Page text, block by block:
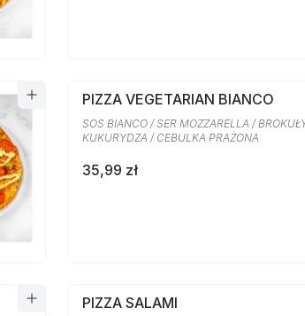
PIZZA VEGETARIAN BIANCO
SOS BIANCO / SER MOZZARELLA /
KUKURYDZA / CEBULKA PRAŻONA
35,99 zł
PIZZA SALAMI